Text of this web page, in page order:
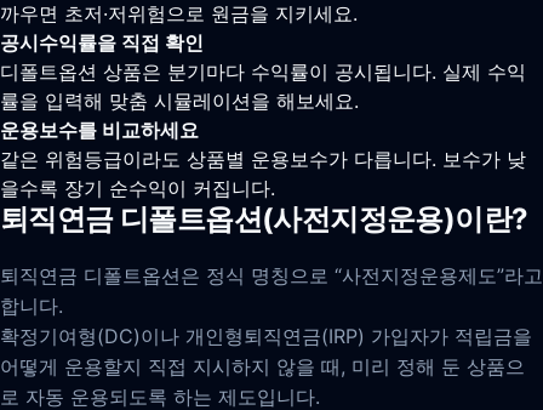
까우면 초저·저위험으로 원금을 지키세요.
공시수익률을 직접 확인
디폴트옵션 상품은 분기마다 수익률이 공시됩니다. 실제 수익
률을 입력해 맞춤 시뮬레이션을 해보세요.
운용보수를 비교하세요
같은 위험등급이라도 상품별 운용보수가 다릅니다. 보수가 낮
을수록 장기 순수익이 커집니다.
퇴직연금 디폴트옵션(사전지정운용)이란?
퇴직연금 디폴트옵션은 정식 명칭으로 “사전지정운용제도”라고
합니다.
확정기여형(DC)이나 개인형퇴직연금(IRP) 가입자가 적립금을
어떻게 운용할지 직접 지시하지 않을 때, 미리 정해 둔 상품으
로 자동 운용되도록 하는 제도입니다.